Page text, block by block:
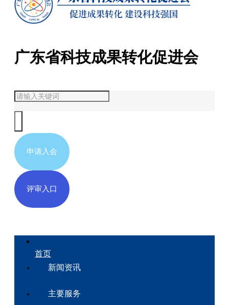
广东省科技成果转化促进会
申请入会
评审入口
首页
新闻资讯
主要服务